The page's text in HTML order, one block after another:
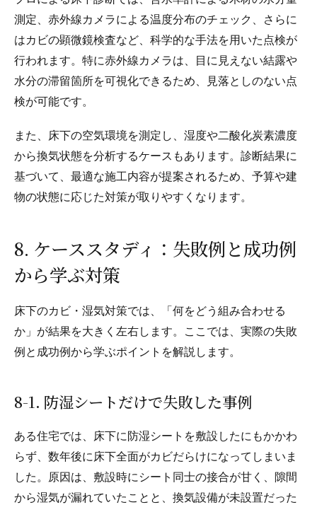
測定、赤外線カメラによる温度分布のチェック、さらに
はカビの顕微鏡検査など、科学的な手法を用いた点検が
行われます。特に赤外線カメラは、目に見えない結露や
水分の滞留箇所を可視化できるため、見落としのない点
検が可能です。
また、床下の空気環境を測定し、湿度や二酸化炭素濃度
から換気状態を分析するケースもあります。診断結果に
基づいて、最適な施工内容が提案されるため、予算や建
物の状態に応じた対策が取りやすくなります。
8. ケーススタディ：失敗例と成功例
から学ぶ対策
床下のカビ・湿気対策では、「何をどう組み合わせる
か」が結果を大きく左右します。ここでは、実際の失敗
例と成功例から学ぶポイントを解説します。
8-1. 防湿シートだけで失敗した事例
ある住宅では、床下に防湿シートを敷設したにもかかわ
らず、数年後に床下全面がカビだらけになってしまいま
した。原因は、敷設時にシート同士の接合が甘く、隙間
から湿気が漏れていたことと、換気設備が未設置だった